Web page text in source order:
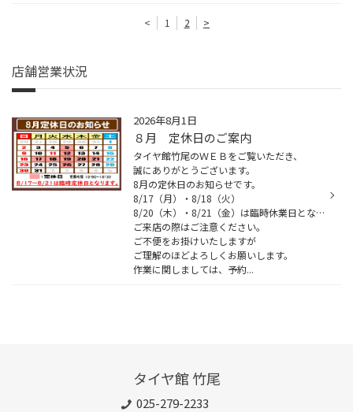
< 1 2 >
店舗営業状況
2026年8月1日
８月 定休日のご案内
タイヤ館竹尾のＷＥＢをご覧いただき、
誠にありがとうございます。
8月の定休日のお知らせです。
8/17（月）・8/18（火）
8/20（木）・8/21（金）は臨時休業日となります。
ご来店の際はご注意ください。
ご不便をお掛けいたしますが
ご理解のほどよろしくお願いします。
作業に関しましては、予約...
タイヤ館 竹尾
025-279-2233